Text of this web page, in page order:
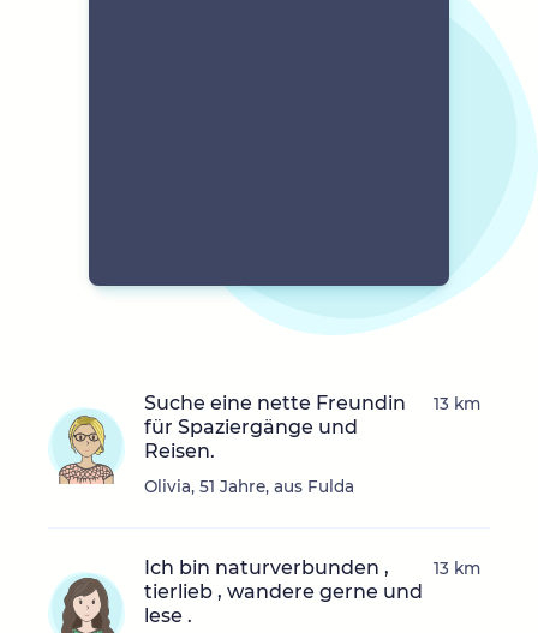
Suche eine nette Freundin
für Spaziergänge und
Reisen.
Olivia, 51 Jahre, aus Fulda
13 km
Ich bin naturverbunden ,
tierlieb , wandere gerne und
lese .
13 km